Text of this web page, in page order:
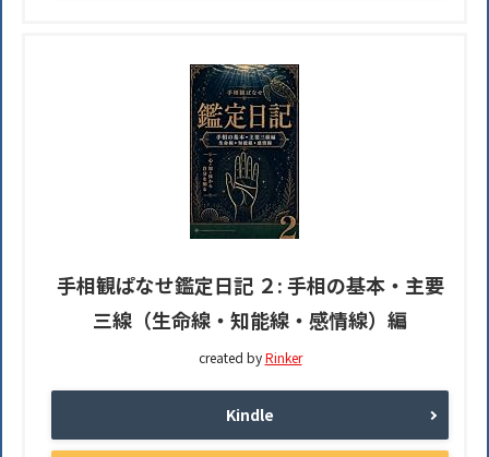
手相観ぱなせ鑑定日記 ２: 手相の基本・主要
三線（生命線・知能線・感情線）編
created byRinker
Kindle